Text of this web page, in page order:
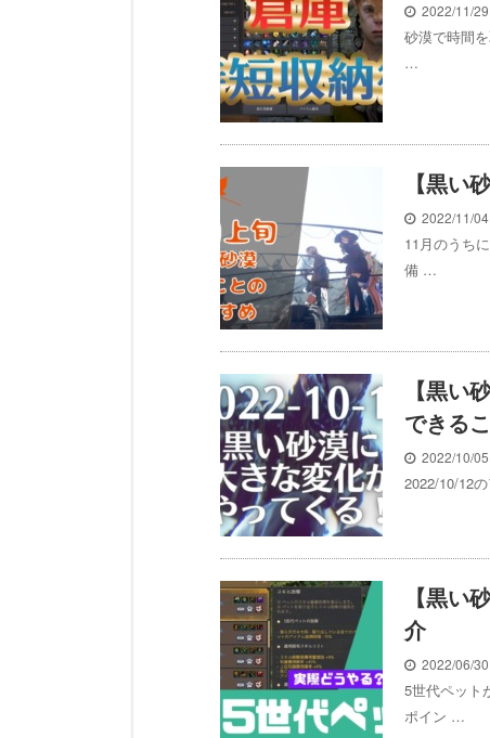
2022/11/29
砂漠で時間
…
【黒い
2022/11/04
11月のうち
備 …
【黒い
できる
2022/10/05
2022/10/12
【黒い
介
2022/06/30
5世代ペット
ポイン …